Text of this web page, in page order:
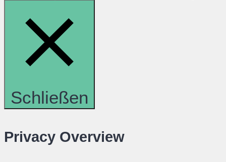
Schließen
Privacy Overview